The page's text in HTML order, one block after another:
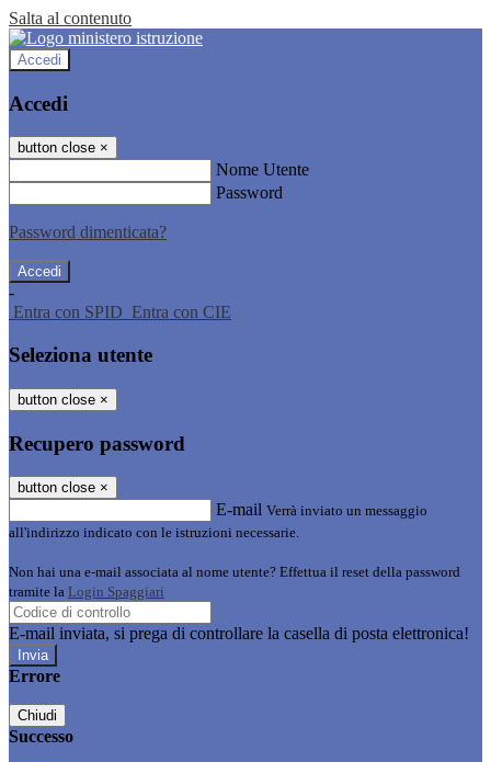
Salta al contenuto
Accedi
Accedi
button close ×
Nome Utente
Password
Password dimenticata?
-
Entra con SPID Entra con CIE
Seleziona utente
button close ×
Recupero password
button close ×
E-mail Verrà inviato un messaggio
all'indirizzo indicato con le istruzioni necessarie.
Non hai una e-mail associata al nome utente? Effettua il reset della password
tramite la Login Spaggiari
E-mail inviata, si prega di controllare la casella di posta elettronica!
Errore
Chiudi
Successo